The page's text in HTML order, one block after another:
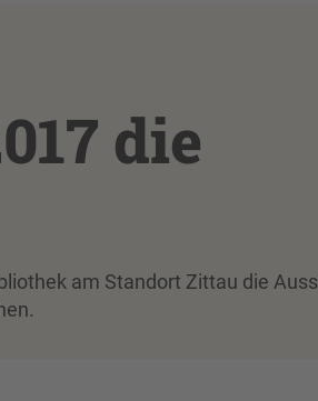
die
am Standort Zittau die